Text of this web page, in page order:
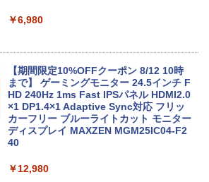
新で在庫処分
Panasonic Let's note CF-SZ6/12.1型F
HD / 第7世代 Core i3-7100U /中古ノート
パソコン win11 office付・整備済み品・
メモリ8GB / 高速SSD搭載 / Webカメラ /
HDMI・VGA / WiFi / 超軽量モバイルノー
￥6,980
【期間限定10%OFFクーポン 8/12 10時
まで】 ゲーミングモニター 24.5インチ F
HD 240Hz 1ms Fast IPSパネル HDMI2.0
×1 DP1.4×1 Adaptive Sync対応 フリッ
カーフリー ブルーライトカット モニター
ディスプレイ MAXZEN MGM25IC04-F2
40
￥12,980